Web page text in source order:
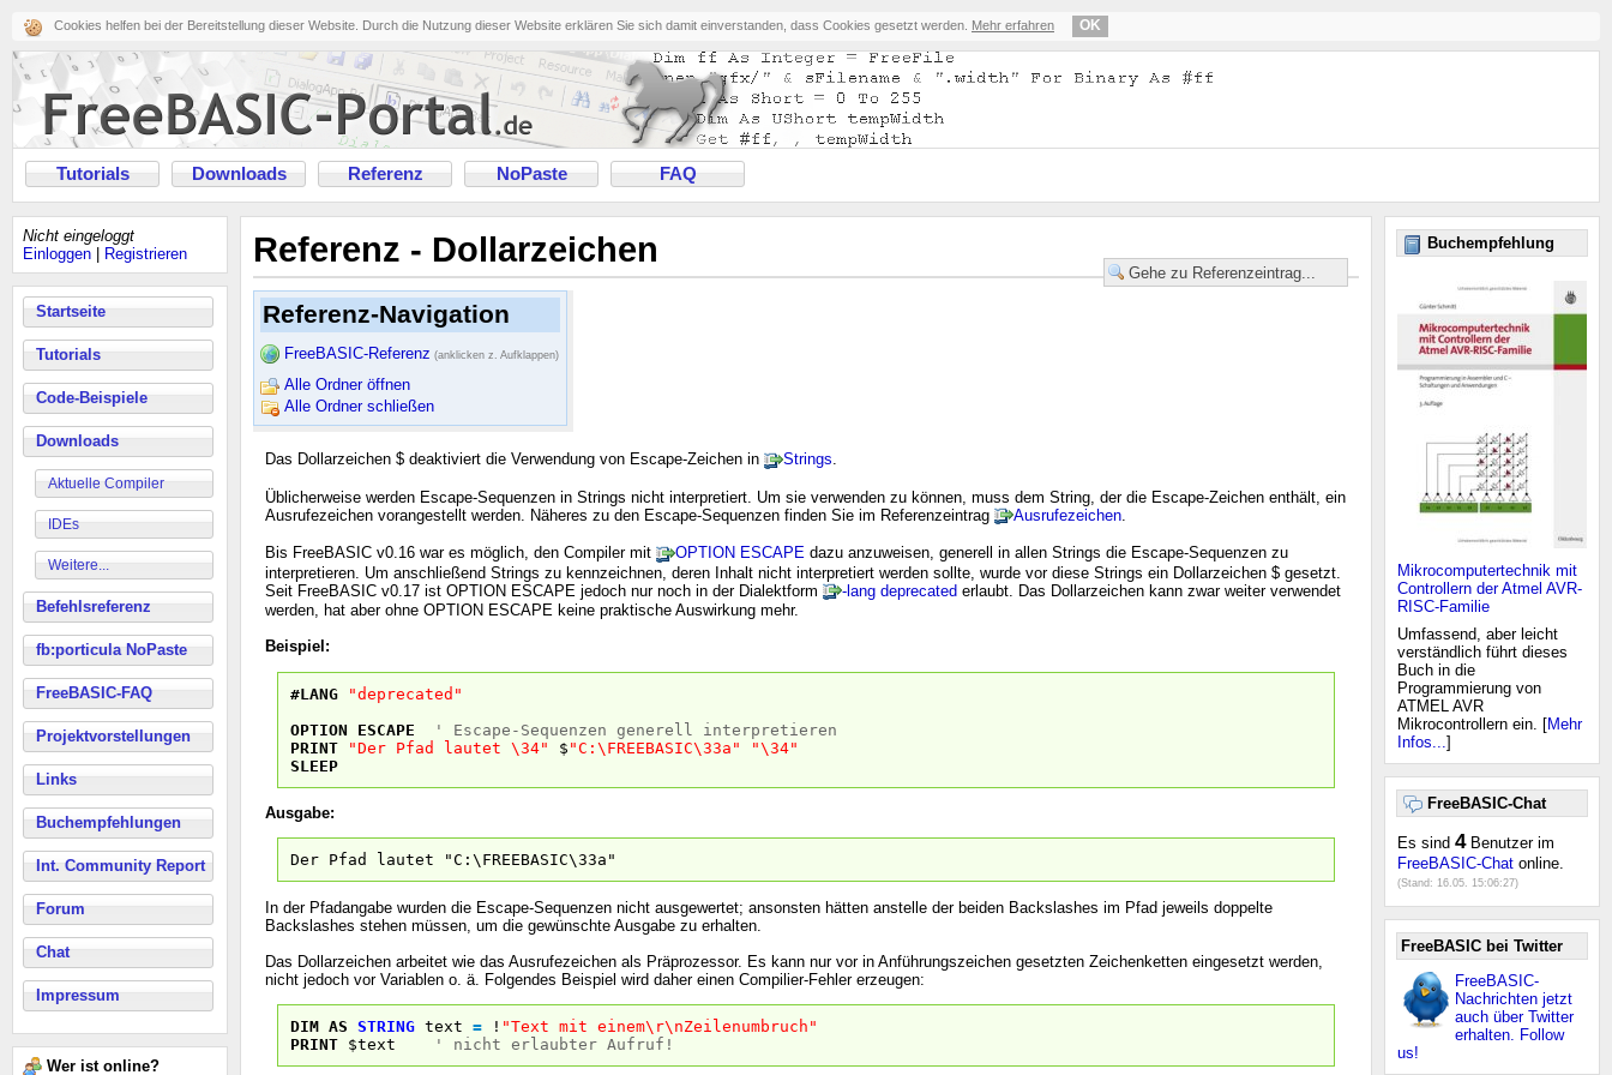
Cookies helfen bei der Bereitstellung dieser Website. Durch die Nutzung dieser Website erklären Sie sich damit einverstanden, dass Cookies gesetzt werden. Mehr erfahren OK
Tutorials Downloads Referenz NoPaste FAQ
Nicht eingeloggt
Einloggen
Registrieren
Startseite
Tutorials
Code-Beispiele
Downloads
Aktuelle Compiler
IDEs
Weitere...
Befehlsreferenz
fb:porticula NoPaste
FreeBASIC-FAQ
Projektvorstellungen
Links
Buchempfehlungen
Int. Community Report
Forum
Chat
Impressum
Wer ist online?
Buchempfehlung
Mikrocomputertechnik mit
Controllern der Atmel AVR-
RISC-Familie
Umfassend, aber leicht
verständlich führt dieses
Buch in die
Programmierung von
ATMEL AVR
Mikrocontrollern ein. [Mehr
Infos...]
FreeBASIC-Chat
Es sind 4Benutzer im
FreeBASIC-Chat online.
(Stand: 16.05. 15:06:27)
FreeBASIC bei Twitter
FreeBASIC-
Nachrichten jetzt
auch über Twitter
erhalten. Follow
us!
Referenz - Dollarzeichen
Referenz-Navigation
FreeBASIC-Referenz (anklicken z. Aufklappen)
Alle Ordner öffnen
Alle Ordner schließen
Das Dollarzeichen $ deaktiviert die Verwendung von Escape-Zeichen in Strings.
Üblicherweise werden Escape-Sequenzen in Strings nicht interpretiert. Um sie verwenden zu können, muss dem String, der die Escape-Zeichen enthält, ein
Ausrufezeichen vorangestellt werden. Näheres zu den Escape-Sequenzen finden Sie im Referenzeintrag
Ausrufezeichen
Bis FreeBASIC v0.16 war es möglich, den Compiler mit OPTION ESCAPE dazu anzuweisen, generell in allen Strings die Escape-Sequenzen zu
interpretieren. Um anschließend Strings zu kennzeichnen, deren Inhalt nicht interpretiert werden sollte, wurde vor diese Strings ein Dollarzeichen $ gesetzt.
Seit FreeBASIC v0.17 ist OPTION ESCAPE jedoch nur noch in der Dialektform
-lang deprecated erlaubt. Das Dollarzeichen kann zwar weiter verwendet
werden, hat aber ohne OPTION ESCAPE keine praktische Auswirkung mehr.
Beispiel:
#LANG
"deprecated"
OPTION
ESCAPE
' Escape-Sequenzen generell interpretieren
PRINT
"Der Pfad lautet \34" $ "C:\FREEBASIC\33a"
"\34"
SLEEP
Ausgabe:
Der Pfad lautet "C:\FREEBASIC\33a"
In der Pfadangabe wurden die Escape-Sequenzen nicht ausgewertet; ansonsten hätten anstelle der beiden Backslashes im Pfad jeweils doppelte
Backslashes stehen müssen, um die gewünschte Ausgabe zu erhalten.
Das Dollarzeichen arbeitet wie das Ausrufezeichen als Präprozessor. Es kann nur vor in Anführungszeichen gesetzten Zeichenketten eingesetzt werden,
nicht jedoch vor Variablen o. ä. Folgendes Beispiel wird daher einen Compilier-Fehler erzeugen:
DIM AS STRING text = ! "Text mit einem\r\nZeilenumbruch"
PRINT $text ' nicht erlaubter Aufruf!